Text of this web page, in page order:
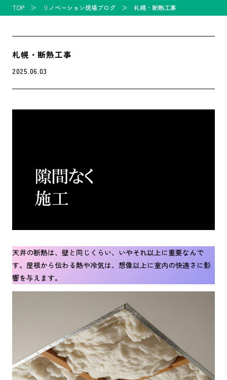
TOP リノベーション現場ブログ 札幌・断熱工事
札幌・断熱工事
2025.06.03
天井の断熱は、壁と同じくらい、いやそれ以上に重要なんで
す。屋根から伝わる熱や冷気は、想像以上に室内の快適さに影
響を与えます。